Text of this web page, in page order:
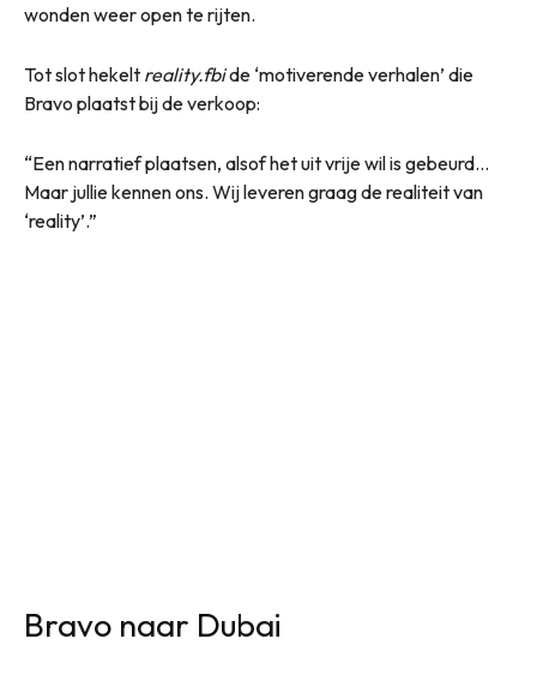
wonden weer open te rijten.
Tot slot hekelt reality.fbide ‘motiverende verhalen’ die
Bravo plaatst bij de verkoop:
“Een narratief plaatsen, alsof het uit vrije wil is gebeurd…
Maar jullie kennen ons. Wij leveren graag de realiteit van
‘reality’.”
Bravo naar Dubai